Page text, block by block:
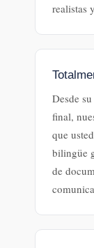
realistas
Desde
final,
que
bilingüe
de